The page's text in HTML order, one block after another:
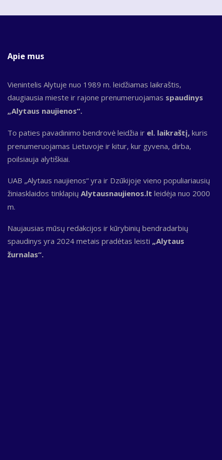
Apie mus
Vienintelis Alytuje nuo 1989 m. leidžiamas laikraštis,
daugiausia mieste ir rajone prenumeruojamas spaudinys
„Alytaus naujienos“.
To paties pavadinimo bendrovė leidžia ir el. laikraštį, kuris
prenumeruojamas Lietuvoje ir kitur, kur gyvena, dirba,
poilsiauja alytiškiai.
UAB „Alytaus naujienos“ yra ir Dzūkijoje vieno populiariausių
žiniasklaidos tinklapių Alytausnaujienos.lt leidėja nuo 2000
m.
Naujausias mūsų redakcijos ir kūrybinių bendradarbių
spaudinys yra 2024 metais pradėtas leisti „Alytaus
žurnalas“.